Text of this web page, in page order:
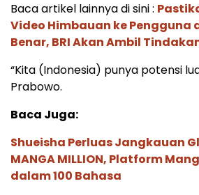
Baca artikel lainnya di sini :
Video Himbauan ke Pengguna
Benar, BRI Akan Ambil
“Kita (Indonesia) punya potensi
Prabowo.
Baca Juga:
Shueisha Perluas Jangkauan
MANGA MILLION, Platform
dalam 100 Bahasa